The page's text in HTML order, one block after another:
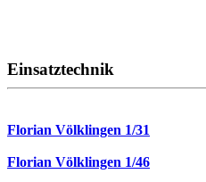
Einsatztechnik
Florian Völklingen 1/31
Florian Völklingen 1/46